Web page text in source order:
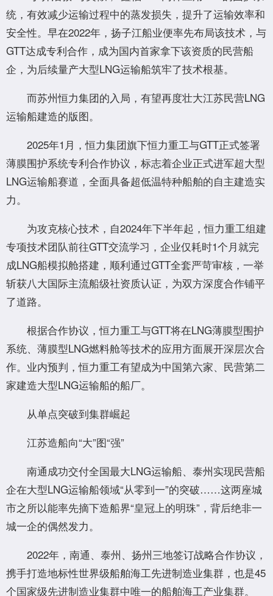
统，有效减少运输过程中的蒸发损失，提升了运输效率和
安全性。早在2022年，扬子江船业便率先布局该技术，与
GTT达成专利合作，成为国内首家拿下该资质的民营船
企，为后续量产大型LNG运输船筑牢了技术根基。
而苏州恒力集团的入局，有望再度壮大江苏民营LNG
运输船建造的版图。
2025年1月，恒力集团旗下恒力重工与GTT正式签署
薄膜围护系统专利合作协议，标志着企业正式进军超大型
LNG运输船赛道，全面具备超低温特种船舶的自主建造实
力。
为攻克核心技术，自2024年下半年起，恒力重工组建
专项技术团队前往GTT交流学习，企业仅耗时1个月就完
成LNG船模拟舱搭建，顺利通过GTT全套严苛审核，一举
斩获八大国际主流船级社资质认证，为双方深度合作铺平
了道路。
根据合作协议，恒力重工与GTT将在LNG薄膜型围护
系统、薄膜型LNG燃料舱等技术的应用方面展开深层次合
作。业内预判，恒力重工有望成为中国第六家、民营第二
家建造大型LNG运输船的船厂。
从单点突破到集群崛起
江苏造船向“大”图“强”
南通成功交付全国最大LNG运输船、泰州实现民营船
企在大型LNG运输船领域“从零到一”的突破……这两座城
市之所以能率先摘下造船界“皇冠上的明珠”，背后绝非一
城一企的偶然发力。
2022年，南通、泰州、扬州三地签订战略合作协议，
携手打造地标性世界级船舶海工先进制造业集群，也是45
个国家级先进制造业集群中唯一的船舶海工产业集群。